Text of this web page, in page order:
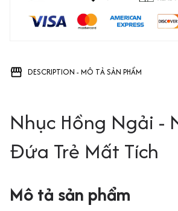
DESCRIPTION - MÔ TẢ SẢN PHẨM
Nhục Hồng Ngải -
Đứa Trẻ Mất Tích
Mô tả sản phẩm